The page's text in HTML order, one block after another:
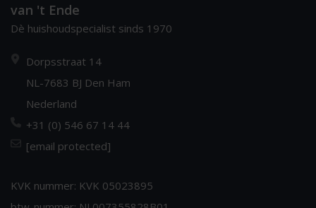
van 't Ende
Dè huishoudspecialist sinds 1970
Dorpsstraat 14
NL-7683 BJ Den Ham
Nederland
+31 (0) 546 67 14 44
[email protected]
KVK nummer: KVK 05023895